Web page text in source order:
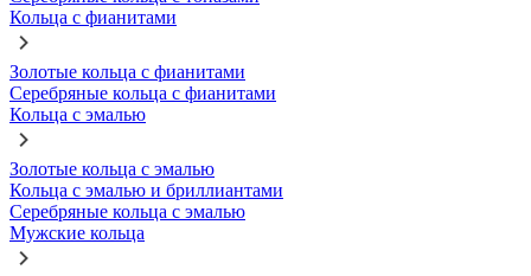
Кольца с фианитами
Золотые кольца с фианитами
Серебряные кольца с фианитами
Кольца с эмалью
Золотые кольца с эмалью
Кольца с эмалью и бриллиантами
Серебряные кольца с эмалью
Мужские кольца